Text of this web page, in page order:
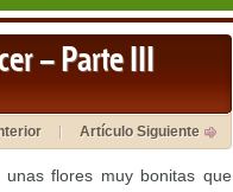
– Parte III
Artículo Siguiente
flores muy bonitas que